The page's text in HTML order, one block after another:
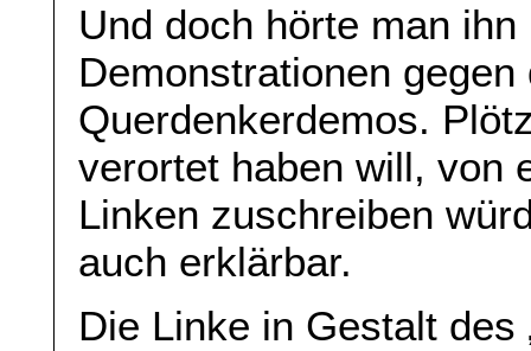
Und doch hörte man
Demonstrationen
Querdenkerdemos.
verortet haben will, von
Linken zuschreiben
auch erklärbar.
Die Linke in Gestalt des